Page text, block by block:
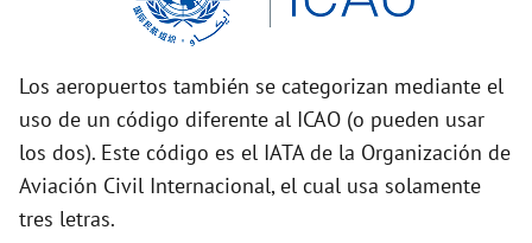
Los aeropuertos también se categorizan mediante el
uso de un código diferente al ICAO (o pueden usar
los dos). Este código es el IATA de la Organización de
Aviación Civil Internacional, el cual usa solamente
tres letras.